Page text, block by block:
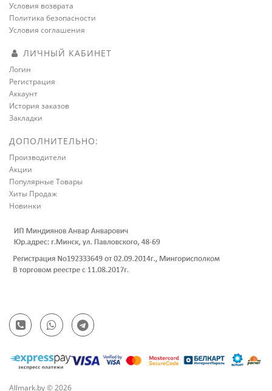
Условия возврата
Политика безопасности
Условия соглашения
ЛИЧНЫЙ КАБИНЕТ
Логин
Регистрация
Аккаунт
История заказов
Закладки
ДОПОЛНИТЕЛЬНО:
Производители
Акции
Популярные Товары
Хиты Продаж
Новинки
Allmark.by © 2026